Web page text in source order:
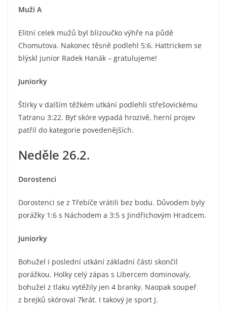
Muži A
Elitní celek mužů byl blizoučko výhře na půdě
Chomutova. Nakonec těsně podlehl 5:6. Hattrickem se
blýskl junior Radek Hanák – gratulujeme!
Juniorky
Štírky v dalším těžkém utkání podlehli střešovickému
Tatranu 3:22. Byť skóre vypadá hrozivě, herní projev
patřil do kategorie povedenějších.
Neděle 26.2.
Dorostenci
Dorostenci se z Třebíče vrátili bez bodu. Důvodem byly
porážky 1:6 s Náchodem a 3:5 s Jindřichovým Hradcem.
Juniorky
Bohužel i poslední utkání základní části skončil
porážkou. Holky celý zápas s Libercem dominovaly,
bohužel z tlaku vytěžily jen 4 branky. Naopak soupeř
z brejků skóroval 7krát. I takový je sport J.